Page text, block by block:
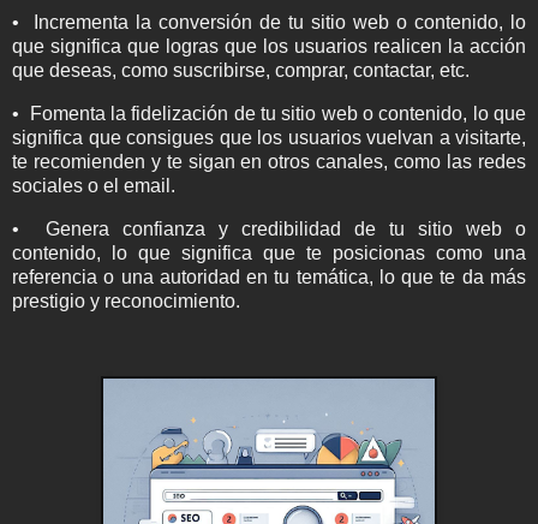
• Incrementa la conversión de tu sitio web o contenido, lo
que significa que logras que los usuarios realicen la acción
que deseas, como suscribirse, comprar, contactar, etc.
• Fomenta la fidelización de tu sitio web o contenido, lo que
significa que consigues que los usuarios vuelvan a visitarte,
te recomienden y te sigan en otros canales, como las redes
sociales o el email.
• Genera confianza y credibilidad de tu sitio web o
contenido, lo que significa que te posicionas como una
referencia o una autoridad en tu temática, lo que te da más
prestigio y reconocimiento.